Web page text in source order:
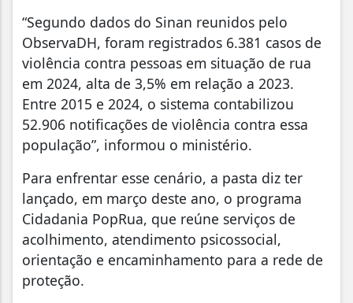
“Segundo dados do Sinan reunidos pelo
ObservaDH, foram registrados 6.381 casos de
violência contra pessoas em situação de rua
em 2024, alta de 3,5% em relação a 2023.
Entre 2015 e 2024, o sistema contabilizou
52.906 notificações de violência contra essa
população”, informou o ministério.
Para enfrentar esse cenário, a pasta diz ter
lançado, em março deste ano, o programa
Cidadania PopRua, que reúne serviços de
acolhimento, atendimento psicossocial,
orientação e encaminhamento para a rede de
proteção.